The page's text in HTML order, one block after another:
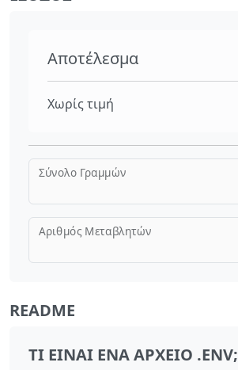
Αποτέλεσμα
Χωρίς τιμή
Σύνολο Γραμμών
Αριθμός Μεταβλητών
README
ΤΙ ΕΊΝΑΙ ΈΝΑ ΑΡΧΕΊΟ .ENV;